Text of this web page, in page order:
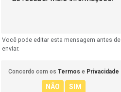
Você pode editar esta mensagem antes de
enviar.
Concordo com os Termos e Privacidade